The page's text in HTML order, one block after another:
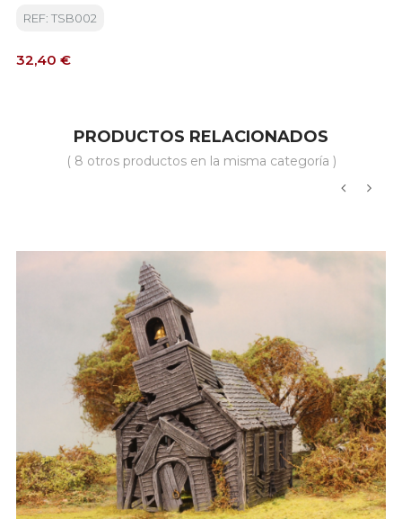
REF: TSB002
Precio
32,40 €
PRODUCTOS RELACIONADOS
( 8 otros productos en la misma categoría )